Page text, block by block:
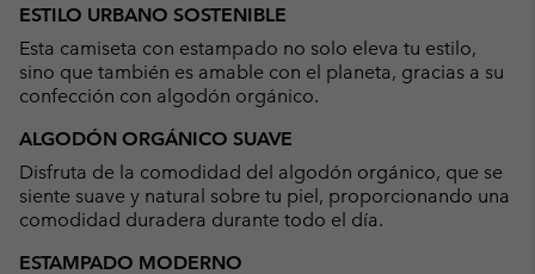
ESTILO URBANO SOSTENIBLE
Esta camiseta con estampado no solo eleva tu estilo,
sino que también es amable con el planeta, gracias a su
confección con algodón orgánico.
ALGODÓN ORGÁNICO SUAVE
Disfruta de la comodidad del algodón orgánico, que se
siente suave y natural sobre tu piel, proporcionando una
comodidad duradera durante todo el día.
ESTAMPADO MODERNO